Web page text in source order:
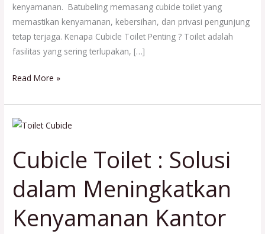
kenyamanan. Batubeling memasang cubicle toilet yang
memastikan kenyamanan, kebersihan, dan privasi pengunjung
tetap terjaga. Kenapa Cubicle Toilet Penting ? Toilet adalah
fasilitas yang sering terlupakan, […]
Read More »
Cubicle Toilet : Solusi
dalam Meningkatkan
Kenyamanan Kantor
Cubicle
Solusi
dalam
Meningkatkan
Kenyamanan
Kantor